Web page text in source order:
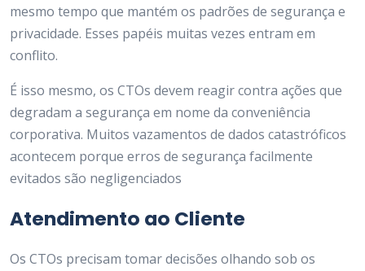
mesmo tempo que mantém os padrões de segurança e
privacidade. Esses papéis muitas vezes entram em
conflito.
É isso mesmo, os CTOs devem reagir contra ações que
degradam a segurança em nome da conveniência
corporativa. Muitos vazamentos de dados catastróficos
acontecem porque erros de segurança facilmente
evitados são negligenciados
Atendimento ao Cliente
Os CTOs precisam tomar decisões olhando sob os